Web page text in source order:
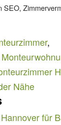
SEO,
,
Nähe
für